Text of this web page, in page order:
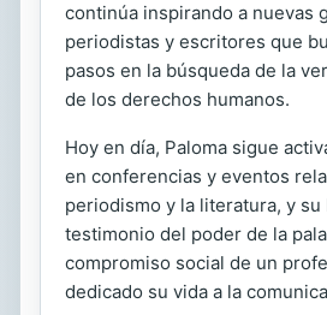
continúa inspirando a nuevas
periodistas y escritores que
pasos en la búsqueda de la
de los derechos humanos.
Hoy en día, Paloma sigue
en conferencias y eventos
periodismo y la literatura, y
testimonio del poder de la
compromiso social de un
dedicado su vida a la